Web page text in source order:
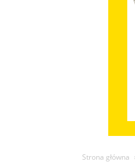
Strona główna